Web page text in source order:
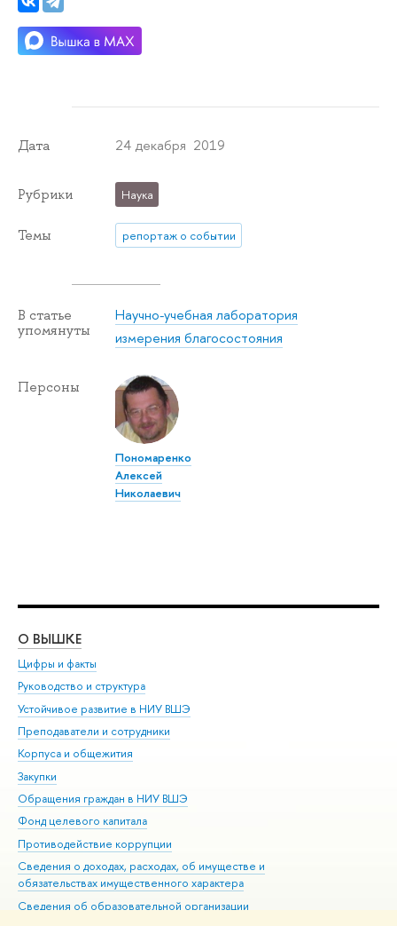
Дата 24 декабря 2019
Рубрики Наука
Темы репортаж о событии
В статье
упомянуты
Научно-учебная лаборатория
измерения благосостояния
Персоны
Пономаренко
Алексей
Николаевич
О ВЫШКЕ
Цифры и факты
Руководство и структура
Устойчивое развитие в НИУ ВШЭ
Преподаватели и сотрудники
Корпуса и общежития
Закупки
Обращения граждан в НИУ ВШЭ
Фонд целевого капитала
Противодействие коррупции
Сведения о доходах, расходах, об имуществе и
обязательствах имущественного характера
Сведения об образовательной организации